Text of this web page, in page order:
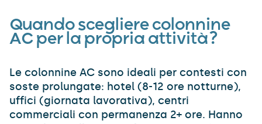
Quando scegliere colonnine
AC per la propria attività?
Le colonnine AC sono ideali per contesti con
soste prolungate: hotel (8-12 ore notturne),
uffici (giornata lavorativa), centri
commerciali con permanenza 2+ ore. Hanno